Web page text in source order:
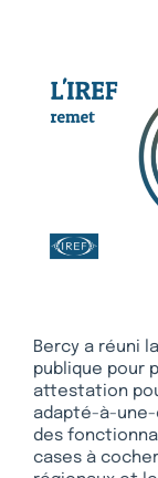
Bercy a réuni
publique pour
attestation
adapté-à-une-
des
cases à